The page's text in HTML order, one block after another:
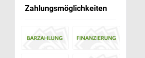
Zahlungsmöglichkeiten